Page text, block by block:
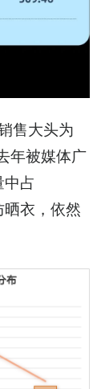
售大头为
年被媒体广
占
衣，依然